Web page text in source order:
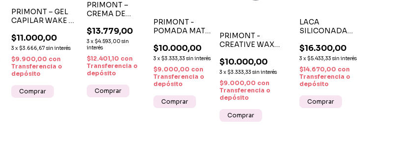
PRIMONT – GEL
CAPILAR WAKE UP
ESTILO 300 CC
$11.000,00
3 x $3.666,67 sin interés
$9.900,00 con
Transferencia o
depósito
PRIMONT –
CREMA DE
UP
HIDRATACIÓN
Y CONTROL 300
G
$13.779,00
3 x $4.593,00 sin
interés
$12.401,10 con
Transferencia o
depósito
PRIMONT -
POMADA MATE
PARA FIJACIÓN
Y ACABADO
NATURAL
$10.000,00
3 x $3.333,33 sin interés
$9.000,00 con
Transferencia o
depósito
PRIMONT -
CREATIVE WAX
Y ESTILO FLEXIBLE
$10.000,00
3 x $3.333,33 sin interés
$9.000,00 con
Transferencia o
depósito
LACA
SILICONADA
G MODELADOR
$16.300,00
3 x $5.433,33 sin interés
$14.670,00 con
Transferencia o
depósito